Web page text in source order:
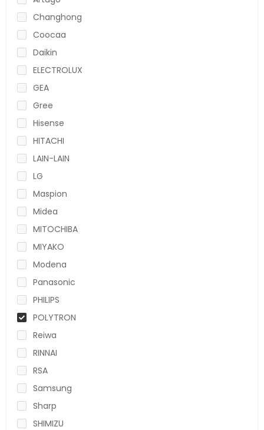
Changhong
Coocaa
Daikin
ELECTROLUX
GEA
Gree
Hisense
HITACHI
LAIN-LAIN
LG
Maspion
Midea
MITOCHIBA
MIYAKO
Modena
Panasonic
PHILIPS
POLYTRON
Reiwa
RINNAI
RSA
Samsung
Sharp
SHIMIZU